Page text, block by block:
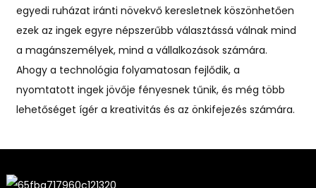
egyedi ruházat iránti növekvő keresletnek köszönhetően
ezek az ingek egyre népszerűbb választássá válnak mind
a magánszemélyek, mind a vállalkozások számára.
Ahogy a technológia folyamatosan fejlődik, a
nyomtatott ingek jövője fényesnek tűnik, és még több
lehetőséget ígér a kreativitás és az önkifejezés számára.